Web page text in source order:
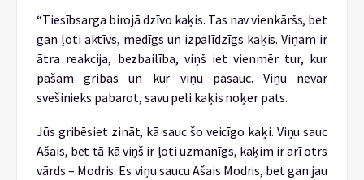
“Tiesībsarga birojā dzīvo kaķis. Tas nav vienkāršs, bet
gan ļoti aktīvs, medīgs un izpalīdzīgs kaķis. Viņam ir
ātra reakcija, bezbailība, viņš iet vienmēr tur, kur
pašam gribas un kur viņu pasauc. Viņu nevar
svešinieks pabarot, savu peli kaķis noķer pats.
Jūs gribēsiet zināt, kā sauc šo veicīgo kaķi. Viņu sauc
Ašais, bet tā kā viņš ir ļoti uzmanīgs, kaķim ir arī otrs
vārds – Modris. Es viņu saucu Ašais Modris, bet gan jau